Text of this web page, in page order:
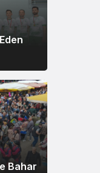
Bahar